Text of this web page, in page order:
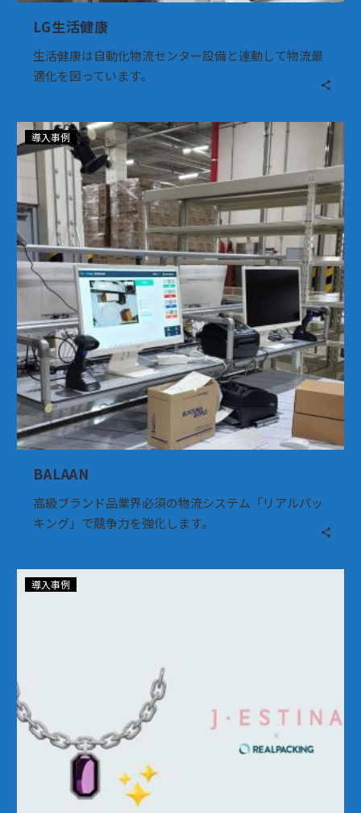
LG生活健康
生活健康は自動化物流センター設備と連動して物流最
適化を図っています。
BALAAN
導入事例
BALAAN
高級ブランド品業界必須の物流システム「リアルパッ
キング」で競争力を強化します。
導入事例